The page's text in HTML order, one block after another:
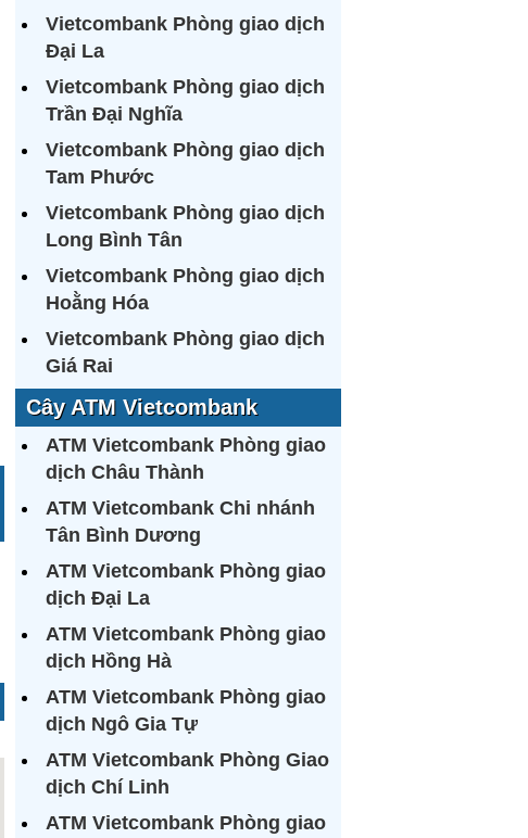
Vietcombank Phòng giao dịch
Đại La
Vietcombank Phòng giao dịch
Trần Đại Nghĩa
Vietcombank Phòng giao dịch
Tam Phước
Vietcombank Phòng giao dịch
Long Bình Tân
Vietcombank Phòng giao dịch
Hoằng Hóa
Vietcombank Phòng giao dịch
Giá Rai
Cây ATM Vietcombank
ATM Vietcombank Phòng giao
dịch Châu Thành
ATM Vietcombank Chi nhánh
Tân Bình Dương
ATM Vietcombank Phòng giao
dịch Đại La
ATM Vietcombank Phòng giao
dịch Hồng Hà
ATM Vietcombank Phòng giao
dịch Ngô Gia Tự
ATM Vietcombank Phòng Giao
dịch Chí Linh
ATM Vietcombank Phòng giao